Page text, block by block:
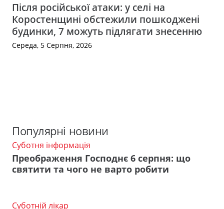
Після російської атаки: у селі на
Коростенщині обстежили пошкоджені
будинки, 7 можуть підлягати знесенню
Середа, 5 Серпня, 2026
Популярні новини
Суботня інформація
Преображення Господнє 6 серпня: що
святити та чого не варто робити
Суботній лікар